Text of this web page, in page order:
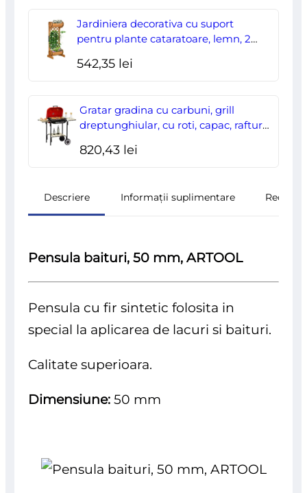
Jardiniera decorativa cu suport
pentru plante cataratoare, lemn, 2
542,35 lei
Gratar gradina cu carbuni, grill
dreptunghiular, cu roti, capac, rafturi,
820,43 lei
Descriere Informații suplimentare
Pensula baituri, 50 mm, ARTOOL
Pensula cu fir sintetic folosita in
special la aplicarea de lacuri si baituri.
Calitate superioara.
Dimensiune: 50 mm